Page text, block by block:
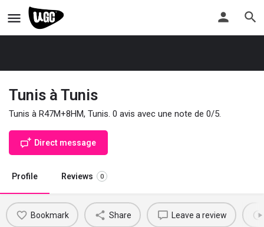
Tunis à Tunis
Tunis à R47M+8HM, Tunis. 0 avis avec une note de 0/5.
Direct message
Profile Reviews 0
Bookmark Share Leave a review